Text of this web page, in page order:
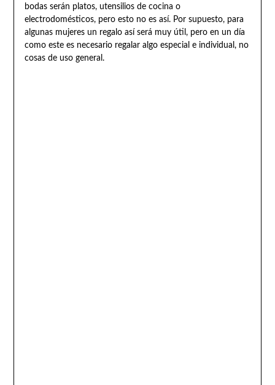
bodas serán platos, utensilios de cocina o
electrodomésticos, pero esto no es así. Por supuesto, para
algunas mujeres un regalo así será muy útil, pero en un día
como este es necesario regalar algo especial e individual, no
cosas de uso general.